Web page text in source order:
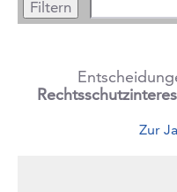
Zur